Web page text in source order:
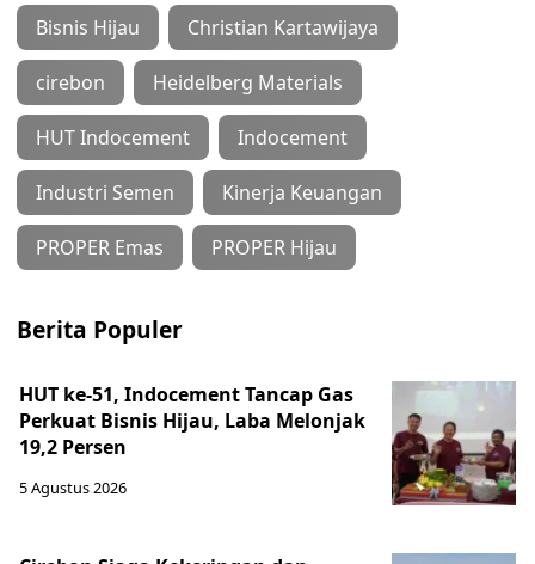
Bisnis Hijau Christian Kartawijaya
cirebon Heidelberg Materials
HUT Indocement Indocement
Industri Semen Kinerja Keuangan
PROPER Emas PROPER Hijau
Berita Populer
HUT ke-51, Indocement Tancap Gas
Perkuat Bisnis Hijau, Laba Melonjak
19,2 Persen
5 Agustus 2026